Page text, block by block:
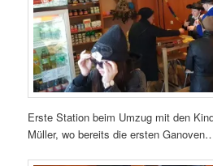
Erste Station beim Umzug mit den
Müller, wo bereits die ersten